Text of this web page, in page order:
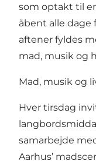
som optakt til
åbent alle dage
aftener fyldes
mad, musik og
Mad, musik og
Hver tirsdag
samarbejde
Aarhus’